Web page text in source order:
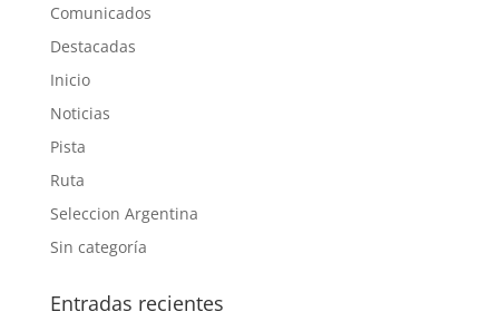
Comunicados
Destacadas
Inicio
Noticias
Pista
Ruta
Seleccion Argentina
Sin categoría
Entradas recientes